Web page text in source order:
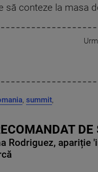
să conteze la masa
, summit,
DE
Rodriguez,